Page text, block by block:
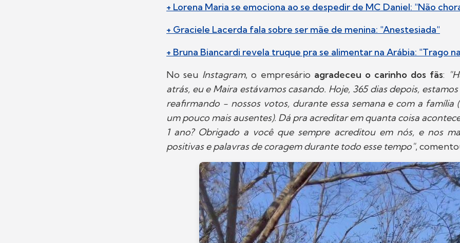
+ Lorena Maria se emociona ao se despedir de MC Daniel: "Não
+ Graciele Lacerda fala sobre ser mãe de menina: "Anestesiada"
+ Bruna Biancardi revela truque pra se alimentar na Arábia: "Trago
No seu Instagram, o empresário agradeceu o carinho dos fãs:
atrás, eu e Maira estávamos casando. Hoje, 365 dias depois,
reafirmando - nossos votos, durante essa semana e com a família
um pouco mais ausentes). Dá pra acreditar em quanta coisa
1 ano? Obrigado a você que sempre acreditou em nós, e nos
positivas e palavras de coragem durante todo esse tempo",